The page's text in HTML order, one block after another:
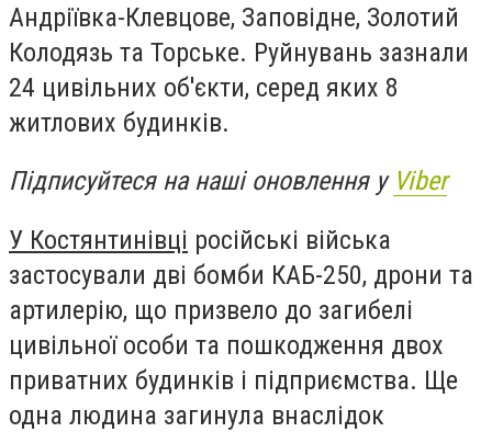
Андріївка-Клевцове, Заповідне, Золотий
Колодязь та Торське. Руйнувань зазнали
24 цивільних об'єкти, серед яких 8
житлових будинків.
Підписуйтеся на наші оновлення у Viber
У Костянтинівці російські війська
застосували дві бомби КАБ-250, дрони та
артилерію, що призвело до загибелі
цивільної особи та пошкодження двох
приватних будинків і підприємства. Ще
одна людина загинула внаслідок